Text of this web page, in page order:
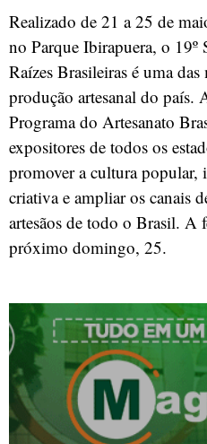
Realizado de 21 a 25 de
no Parque Ibirapuera, o 19º
Raízes Brasileiras é uma
produção artesanal do
Programa do Artesanato
expositores de todos os
promover a cultura popular,
criativa e ampliar os canais
artesãos de todo o Brasil. A
próximo domingo, 25.